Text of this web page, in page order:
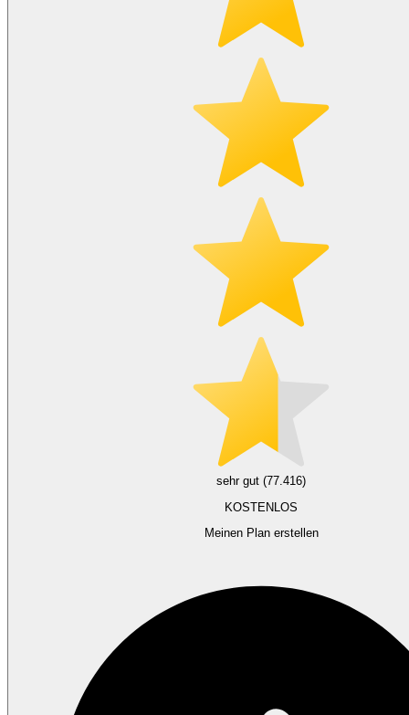
sehr gut (77.416)
KOSTENLOS
Meinen Plan erstellen